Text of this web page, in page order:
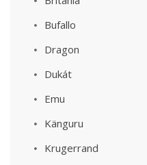
Bufallo
Dragon
Dukát
Emu
Känguru
Krugerrand